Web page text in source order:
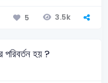
5 3.5k
পরিবর্তন হয় ?